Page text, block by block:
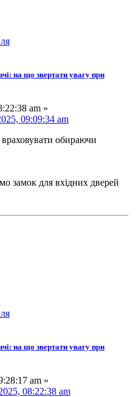
на що звертати увагу при
am »
09:09:34 am
обираючи
замок для вхідних дверей
на що звертати увагу при
am »
08:22:38 am